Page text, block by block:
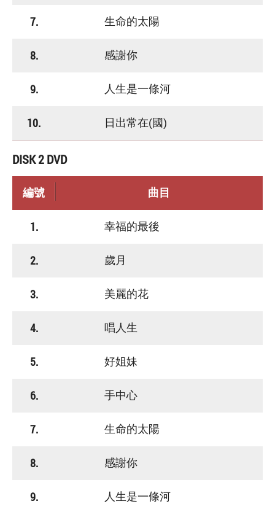
7. 生命的太陽
8. 感謝你
9. 人生是一條河
10. 日出常在(國)
DISK 2 DVD
編號 曲目
1. 幸福的最後
2. 歲月
3. 美麗的花
4. 唱人生
5. 好姐妹
6. 手中心
7. 生命的太陽
8. 感謝你
9. 人生是一條河